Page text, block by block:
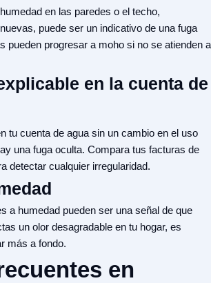
en las paredes o el techo,
puede ser un indicativo de una fuga
pueden progresar a moho si no se atienden a
en la cuenta de
tu cuenta de agua sin un cambio en el uso
una fuga oculta. Compara tus facturas de
detectar cualquier irregularidad.
a humedad pueden ser una señal de que
un olor desagradable en tu hogar, es
más a fondo.
en